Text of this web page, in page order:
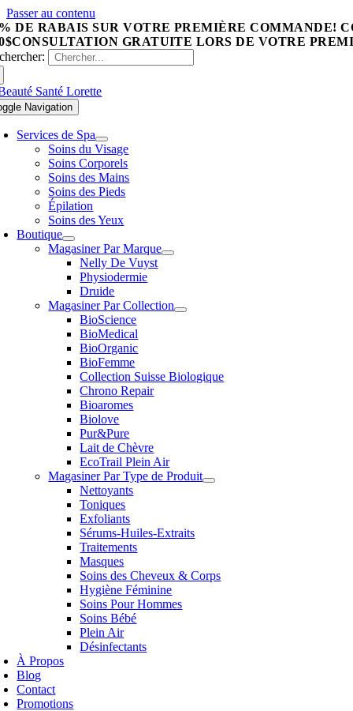
Passer au contenu
DE RABAIS SUR VOTRE PREMIÈRE COMMANDE!
CONSULTATION GRATUITE LORS DE VOTRE
Navigation
Services de Spa
Soins du Visage
Soins Corporels
Soins des Mains
Soins des Pieds
Épilation
Soins des Yeux
Boutique
Magasiner Par Marque
Nelly De Vuyst
Physiodermie
Druide
Magasiner Par Collection
BioScience
BioMedical
BioOrganic
BioFemme
Collection Suisse Biologique
Chrono Repair
Bioaromes
Biolove
Pur&Pure
Lait de Chèvre
EcoTrail Plein Air
Magasiner Par Type de Produit
Nettoyants
Toniques
Exfoliants
Sérums-Huiles-Extraits
Traitements
Masques
Soins des Cheveux & Corps
Hygiène Féminine
Soins Pour Hommes
Soins Bébé
Plein Air
Désinfectants
À Propos
Blog
Contact
Promotions